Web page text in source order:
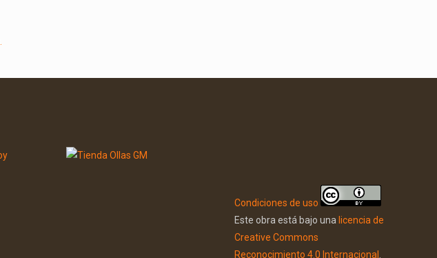
Condiciones de uso
Este obra está bajo una licencia de
Creative Commons
Reconocimiento 4.0 Internacional